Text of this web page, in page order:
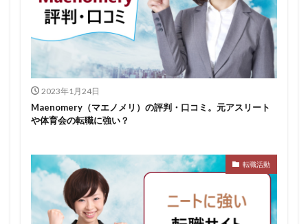
2023年1月24日
Maenomery（マエノメリ）の評判・口コミ。元アスリート
や体育会の転職に強い？
転職活動